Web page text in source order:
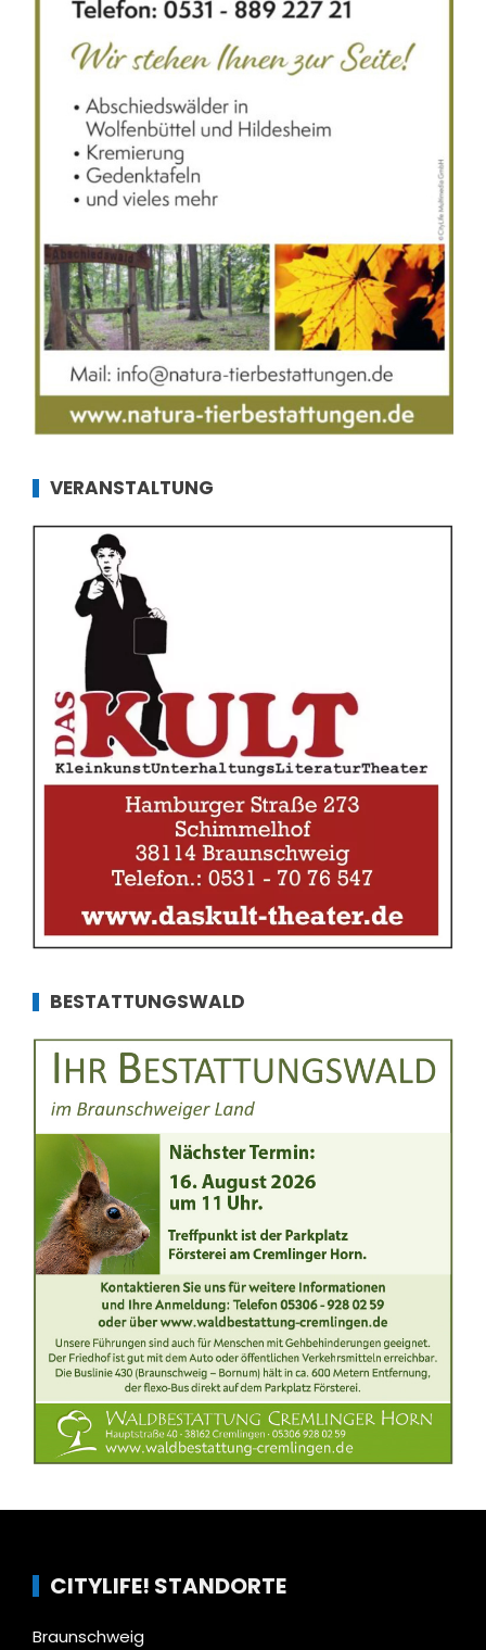
VERANSTALTUNG
BESTATTUNGSWALD
CITYLIFE! STANDORTE
Braunschweig